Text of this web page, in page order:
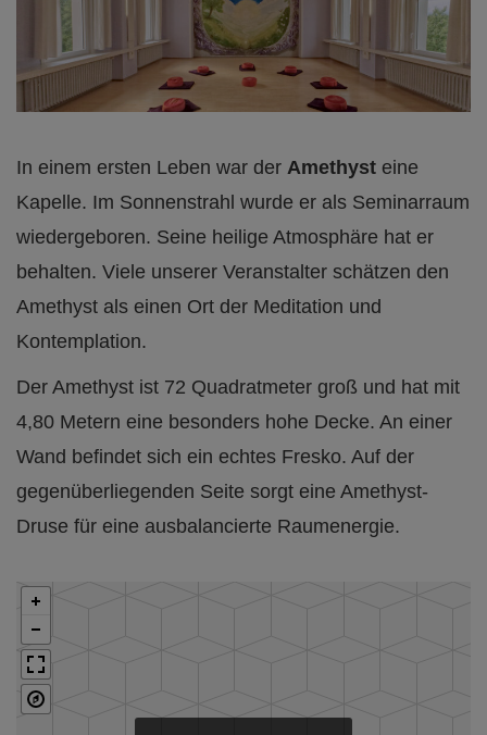
In einem ersten Leben war der Amethyst eine
Kapelle. Im Sonnenstrahl wurde er als Seminarraum
wiedergeboren. Seine heilige Atmosphäre hat er
behalten. Viele unserer Veranstalter schätzen den
Amethyst als einen Ort der Meditation und
Kontemplation.
Der Amethyst ist 72 Quadratmeter groß und hat mit
4,80 Metern eine besonders hohe Decke. An einer
Wand befindet sich ein echtes Fresko. Auf der
gegenüberliegenden Seite sorgt eine Amethyst-
Druse für eine ausbalancierte Raumenergie.